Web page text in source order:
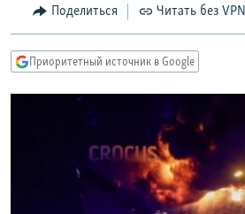
Вернутся
КУЛЬТУРА
КАВКАЗ.РЕАЛИИ
СИБИРЬ.РЕАЛИИ
РАСПИСАНИЕ ВЕЩАНИЯ
ПОДПИШИТЕСЬ НА РАССЫЛКУ
Поделиться Читать без VPN
Приоритетный источник в Google